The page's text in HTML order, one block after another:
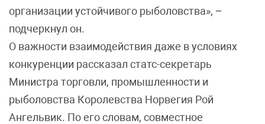
организации устойчивого рыболовства», –
подчеркнул он.
О важности взаимодействия даже в условиях
конкуренции рассказал статс-секретарь
Министра торговли, промышленности и
рыболовства Королевства Норвегия Рой
Ангельвик. По его словам, совместное